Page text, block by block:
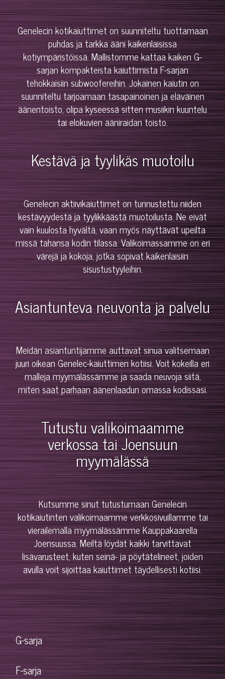
Genelecin kotikaiuttimet on suunniteltu tuottamaan
puhdas ja tarkka ääni kaikenlaisissa
kotiympäristöissä. Mallistomme kattaa kaiken G-
sarjan kompakteista kaiuttimista F-sarjan
tehokkaisiin subwoofereihin. Jokainen kaiutin on
suunniteltu tarjoamaan tasapainoinen ja eläväinen
äänentoisto, olipa kyseessä sitten musiikin kuuntelu
tai elokuvien ääniraidan toisto.
Kestävä ja tyylikäs muotoilu
Genelecin aktiivikaiuttimet on tunnustettu niiden
kestävyydestä ja tyylikkäästä muotoilusta. Ne eivät
vain kuulosta hyvältä, vaan myös näyttävät upeilta
missä tahansa kodin tilassa. Valikoimassamme on eri
värejä ja kokoja, jotka sopivat kaikenlaisiin
sisustustyyleihin.
Asiantunteva neuvonta ja palvelu
Meidän asiantuntijamme auttavat sinua valitsemaan
juuri oikean Genelec-kaiuttimen kotiisi. Voit kokeilla eri
malleja myymälässämme ja saada neuvoja siitä,
miten saat parhaan äänenlaadun omassa kodissasi.
Tutustu valikoimaamme
verkossa tai Joensuun
myymälässä
Kutsumme sinut tutustumaan Genelecin
kotikaiutinten valikoimaamme verkkosivuillamme tai
vierailemalla myymälässämme Kauppakaarella
Joensuussa. Meiltä löydät kaikki tarvittavat
lisävarusteet, kuten seinä- ja pöytätelineet, joiden
avulla voit sijoittaa kaiuttimet täydellisesti kotiisi.
G-sarja
F-sarja